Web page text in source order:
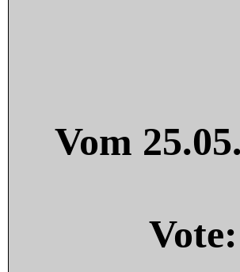
Vom